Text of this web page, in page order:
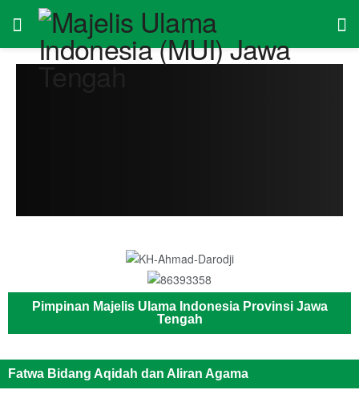
Pimpinan Majelis Ulama Indonesia Provinsi Jawa
Tengah
Fatwa Bidang Aqidah dan Aliran Agama